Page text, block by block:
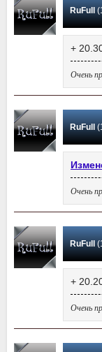
RuFull
+
Очень
RuFull
Очень
RuFull
+
Очень